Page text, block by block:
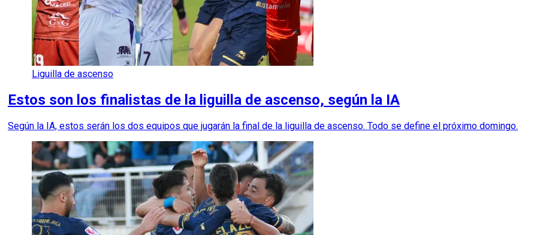
Liguilla de ascenso
Estos son los finalistas de la liguilla de ascenso, según la IA
Según la IA, estos serán los dos equipos que jugarán la final de la liguilla de ascenso. Todo se define el próximo domingo.